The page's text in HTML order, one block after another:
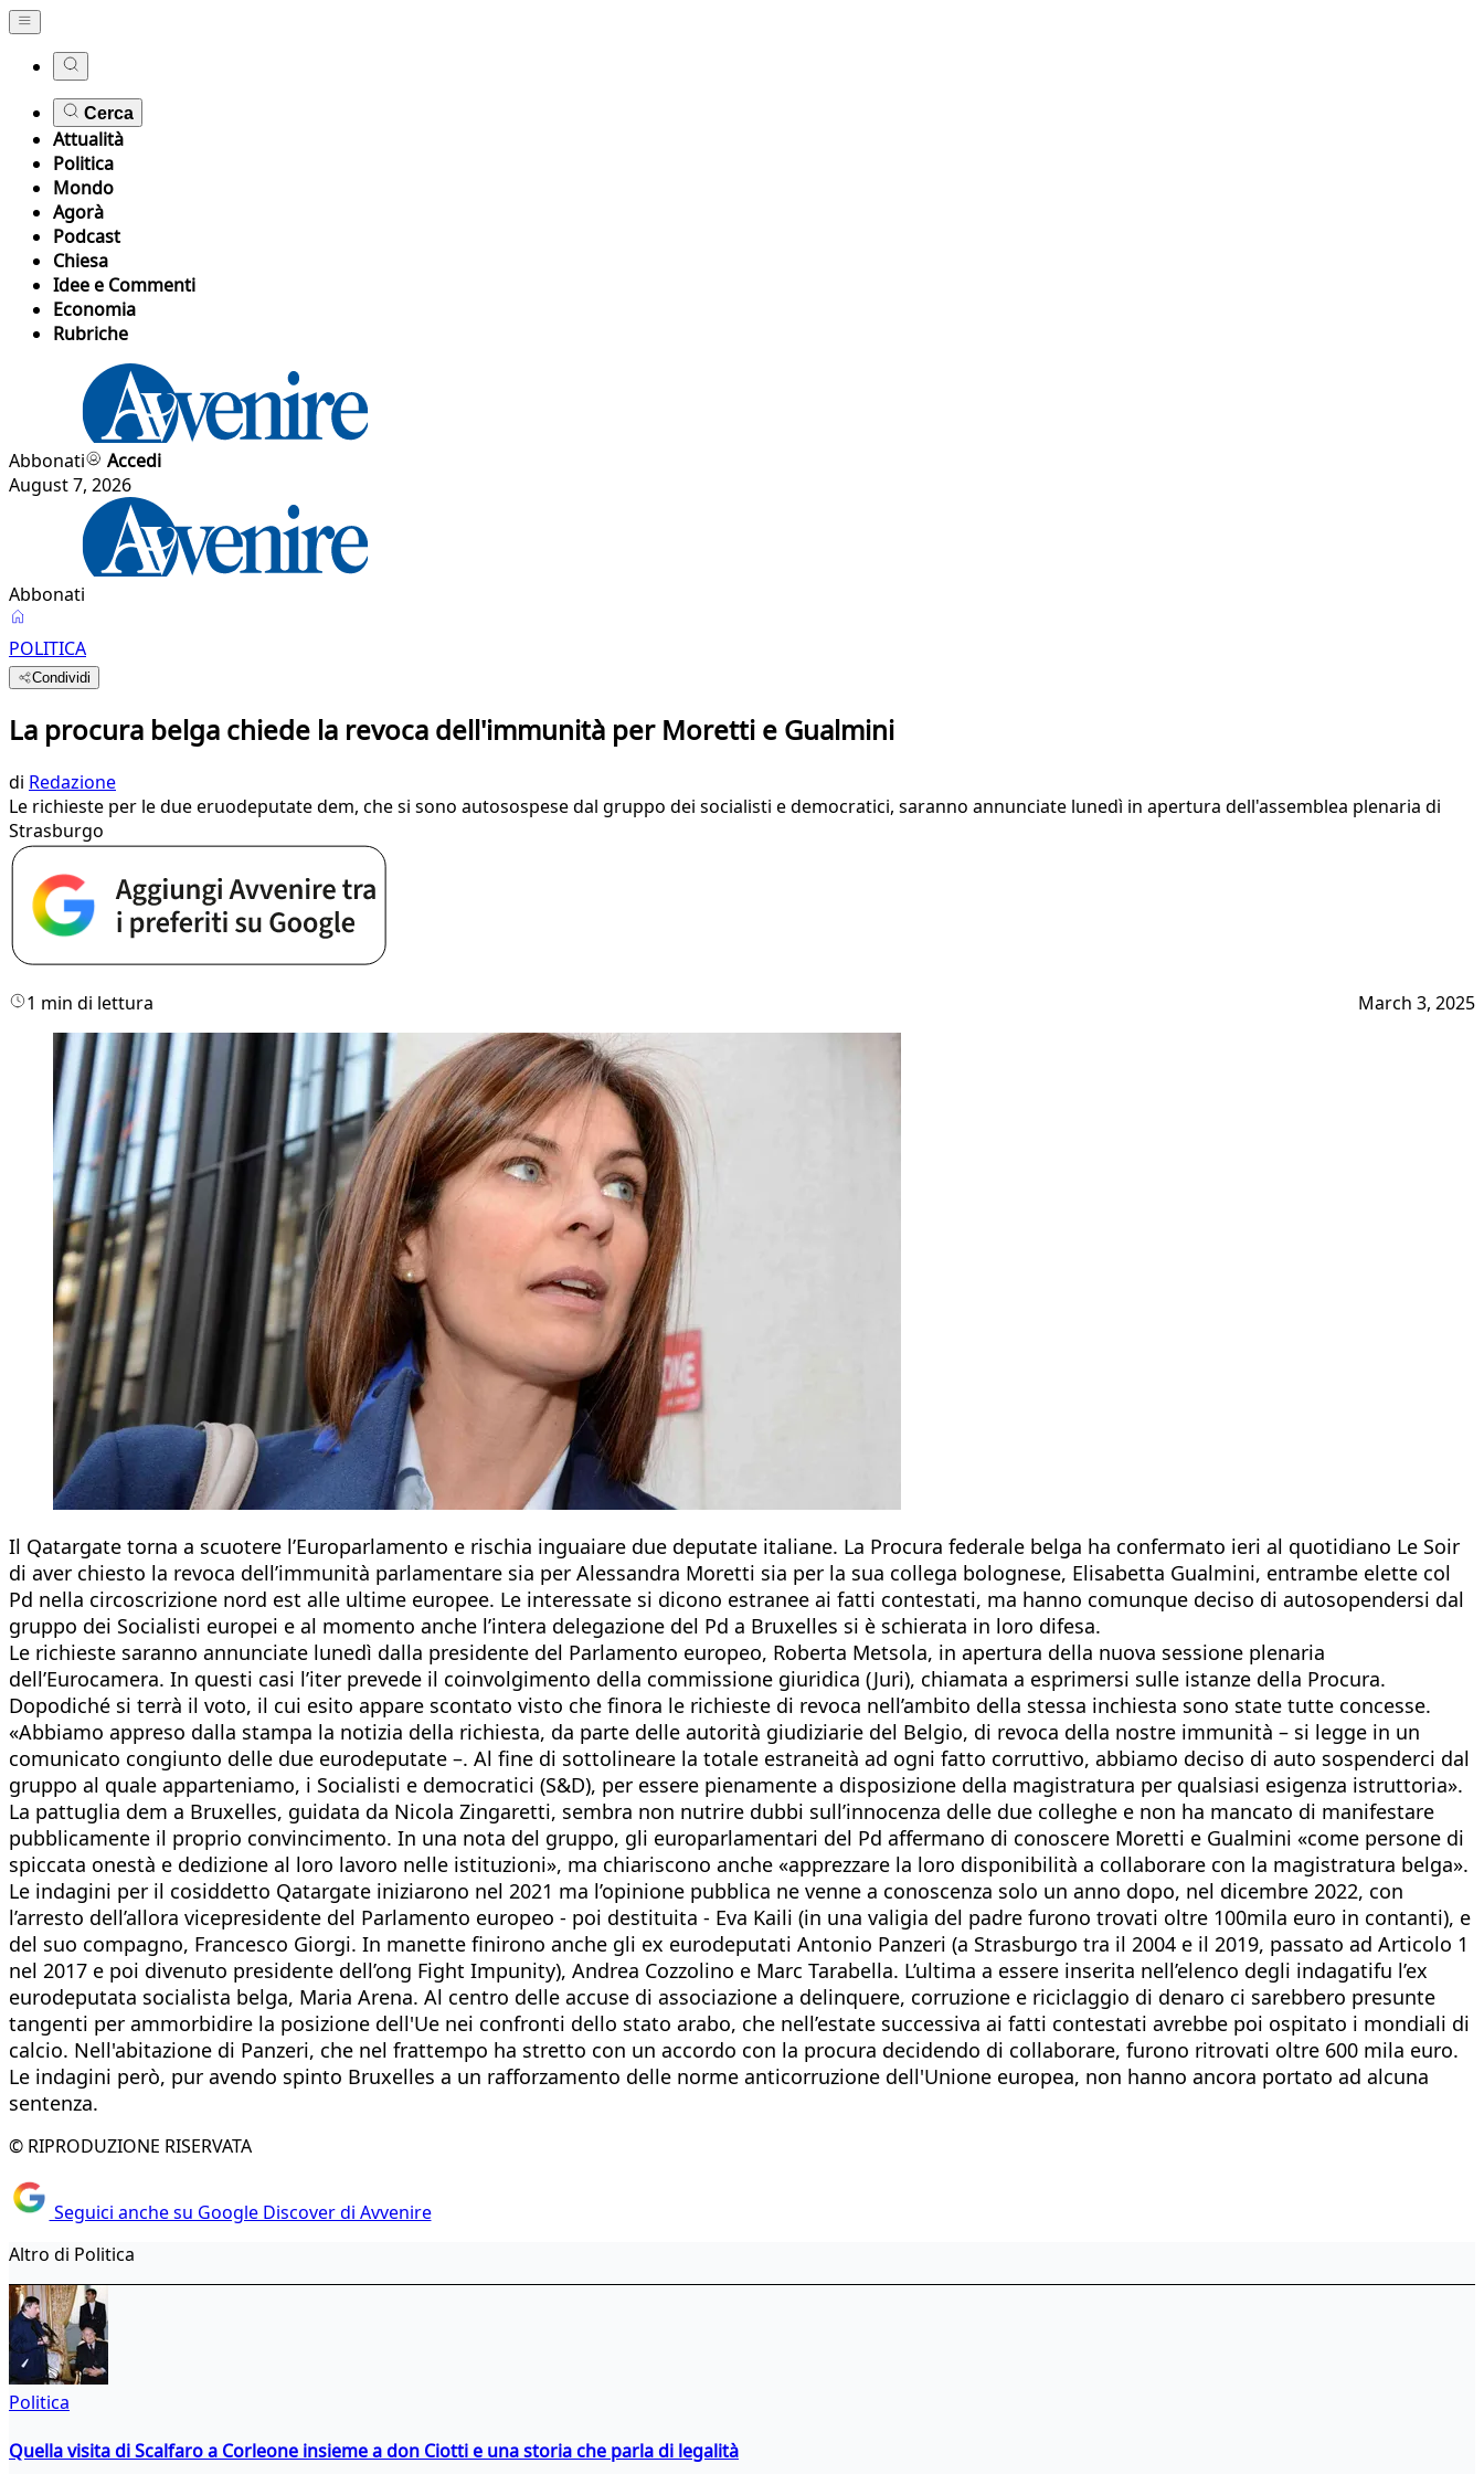
Cerca
Attualità
Politica
Mondo
Agorà
Podcast
Chiesa
Idee e Commenti
Economia
Rubriche
Abbonati
Accedi
August 7, 2026
Abbonati
POLITICA
Condividi
La procura belga chiede la revoca dell'immunità per Moretti e Gualmini
di Redazione
Le richieste per le due eruodeputate dem, che si sono autosospese dal gruppo dei socialisti e democratici, saranno annunciate lunedì in apertura dell'assemblea plenaria di
Strasburgo
1 min di lettura March 3, 2025
Il Qatargate torna a scuotere l’Europarlamento e rischia inguaiare due deputate italiane. La Procura federale belga ha confermato ieri al quotidiano Le Soir
di aver chiesto la revoca dell’immunità parlamentare sia per Alessandra Moretti sia per la sua collega bolognese, Elisabetta Gualmini, entrambe elette col
Pd nella circoscrizione nord est alle ultime europee. Le interessate si dicono estranee ai fatti contestati, ma hanno comunque deciso di autosopendersi dal
gruppo dei Socialisti europei e al momento anche l’intera delegazione del Pd a Bruxelles si è schierata in loro difesa.
Le richieste saranno annunciate lunedì dalla presidente del Parlamento europeo, Roberta Metsola, in apertura della nuova sessione plenaria
dell’Eurocamera. In questi casi l’iter prevede il coinvolgimento della commissione giuridica (Juri), chiamata a esprimersi sulle istanze della Procura.
Dopodiché si terrà il voto, il cui esito appare scontato visto che finora le richieste di revoca nell’ambito della stessa inchiesta sono state tutte concesse.
«Abbiamo appreso dalla stampa la notizia della richiesta, da parte delle autorità giudiziarie del Belgio, di revoca della nostre immunità – si legge in un
comunicato congiunto delle due eurodeputate –. Al fine di sottolineare la totale estraneità ad ogni fatto corruttivo, abbiamo deciso di auto sospenderci dal
gruppo al quale apparteniamo, i Socialisti e democratici (S&D), per essere pienamente a disposizione della magistratura per qualsiasi esigenza istruttoria».
La pattuglia dem a Bruxelles, guidata da Nicola Zingaretti, sembra non nutrire dubbi sull’innocenza delle due colleghe e non ha mancato di manifestare
pubblicamente il proprio convincimento. In una nota del gruppo, gli europarlamentari del Pd affermano di conoscere Moretti e Gualmini «come persone di
spiccata onestà e dedizione al loro lavoro nelle istituzioni», ma chiariscono anche «apprezzare la loro disponibilità a collaborare con la magistratura belga».
Le indagini per il cosiddetto Qatargate iniziarono nel 2021 ma l’opinione pubblica ne venne a conoscenza solo un anno dopo, nel dicembre 2022, con
l’arresto dell’allora vicepresidente del Parlamento europeo - poi destituita - Eva Kaili (in una valigia del padre furono trovati oltre 100mila euro in contanti), e
del suo compagno, Francesco Giorgi. In manette finirono anche gli ex eurodeputati Antonio Panzeri (a Strasburgo tra il 2004 e il 2019, passato ad Articolo 1
nel 2017 e poi divenuto presidente dell’ong Fight Impunity), Andrea Cozzolino e Marc Tarabella. L’ultima a essere inserita nell’elenco degli indagatifu l’ex
eurodeputata socialista belga, Maria Arena. Al centro delle accuse di associazione a delinquere, corruzione e riciclaggio di denaro ci sarebbero presunte
tangenti per ammorbidire la posizione dell'Ue nei confronti dello stato arabo, che nell’estate successiva ai fatti contestati avrebbe poi ospitato i mondiali di
calcio. Nell'abitazione di Panzeri, che nel frattempo ha stretto con un accordo con la procura decidendo di collaborare, furono ritrovati oltre 600 mila euro.
Le indagini però, pur avendo spinto Bruxelles a un rafforzamento delle norme anticorruzione dell'Unione europea, non hanno ancora portato ad alcuna
sentenza.
© RIPRODUZIONE RISERVATA
Seguici anche su Google Discover di Avvenire
Altro di Politica
Politica
Quella visita di Scalfaro a Corleone insieme a don Ciotti e una storia che parla di legalità